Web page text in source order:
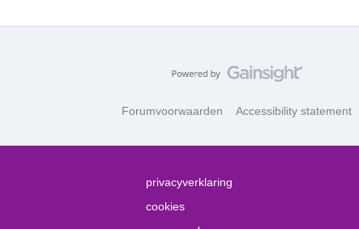
Forumvoorwaarden Accessibility statement
privacyverklaring
cookies